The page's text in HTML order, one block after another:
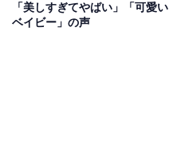
「美しすぎてやばい」「可愛い
ベイビー」の声